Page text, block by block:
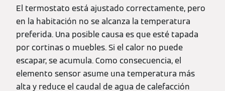
El termostato está ajustado correctamente, pero
en la habitación no se alcanza la temperatura
preferida. Una posible causa es que esté tapada
por cortinas o muebles. Si el calor no puede
escapar, se acumula. Como consecuencia, el
elemento sensor asume una temperatura más
alta y reduce el caudal de agua de calefacción